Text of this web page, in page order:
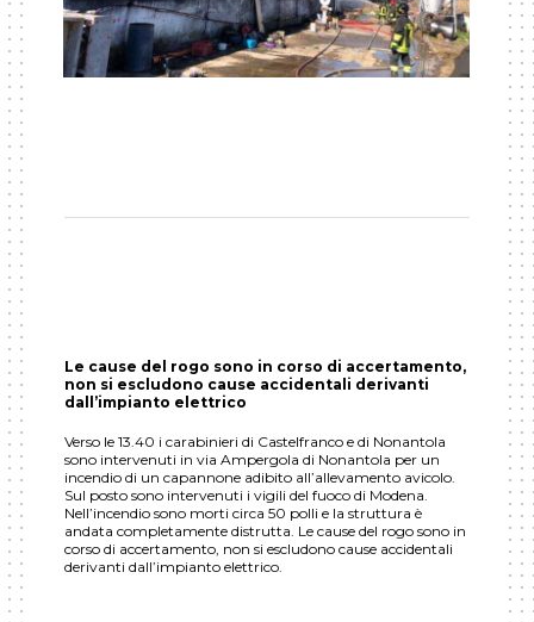
Le cause del rogo sono in corso di accertamento,
non si escludono cause accidentali derivanti
dall’impianto elettrico
Verso le 13.40 i carabinieri di Castelfranco e di Nonantola
sono intervenuti in via Ampergola di Nonantola per un
incendio di un capannone adibito all’allevamento avicolo.
Sul posto sono intervenuti i vigili del fuoco di Modena.
Nell’incendio sono morti circa 50 polli e la struttura è
andata completamente distrutta. Le cause del rogo sono in
corso di accertamento, non si escludono cause accidentali
derivanti dall’impianto elettrico.